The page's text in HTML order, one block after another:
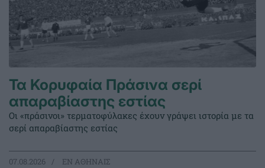
Τα Κορυφαία Πράσινα σερί
απαραβίαστης εστίας
Οι «πράσινοι» τερματοφύλακες έχουν γράψει ιστορία με τα
σερί απαραβίαστης εστίας
07.08.2026 EΝ ΑΘΗΝΑΙΣ